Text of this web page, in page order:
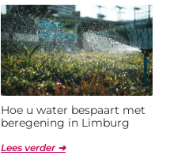
Hoe u water bespaart met
beregening in Limburg
Lees verder ➜